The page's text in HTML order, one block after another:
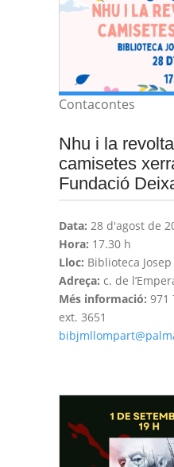
Contacontes
Nhu i la
camisetes
Fundació
Data: 28 d'agost de
Hora: 17.30 h
Lloc: Biblioteca
Adreça: c. de
Més informació: 971
ext. 3651